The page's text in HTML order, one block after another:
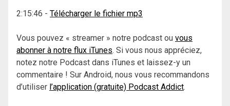
2:15:46 - Télécharger le fichier mp3
Vous pouvez « streamer » notre podcast ou vous
abonner à notre flux iTunes. Si vous nous appréciez,
notez notre Podcast dans iTunes et laissez-y un
commentaire ! Sur Android, nous vous recommandons
d’utiliser l’application (gratuite) Podcast Addict.